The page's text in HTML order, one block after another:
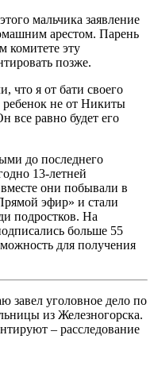
мальчика заявление
арестом. Парень
комитете эту
позже.
что я от бати своего
ребенок не от Никиты
все равно будет его
до последнего
13-летней
они побывали в
эфир» и стали
подростков. На
больше 55
для получения
завел уголовное дело по
из Железногорска.
– расследование